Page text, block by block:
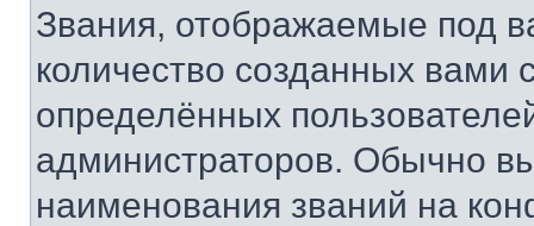
Звания, отображаемые под
количество созданных
определённых
администраторов. Обычно
наименования званий на